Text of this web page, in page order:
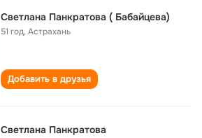
Светлана Панкратова ( Бабайцева)
51 год,Астрахань
Добавить в друзья
Светлана Панкратова